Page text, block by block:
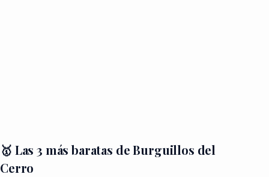
🥇 Las 3 más baratas de Burguillos del
Cerro